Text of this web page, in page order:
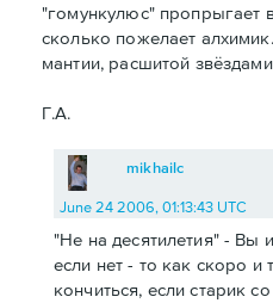
"гомункулюс" пропрыгает
сколько пожелает
мантии, расшитой
Г.А.
mikhailc
June 24 2006, 01:13:43 UTC
"Не на десятилетия" - Вы
если нет - то как скоро
кончиться, если старик